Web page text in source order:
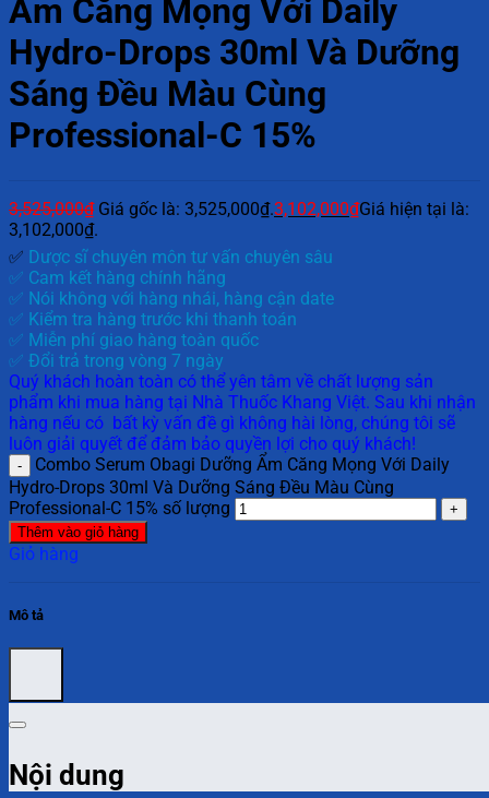
Ẩm Căng Mọng Với Daily
Hydro-Drops 30ml Và Dưỡng
Sáng Đều Màu Cùng
Professional-C 15%
3,525,000₫ Giá gốc là: 3,525,000₫.3,102,000₫Giá hiện tại là:
3,102,000₫.
✅ Dược sĩ chuyên môn tư vấn chuyên sâu
✅ Cam kết hàng chính hãng
✅ Nói không với hàng nhái, hàng cận date
✅ Kiểm tra hàng trước khi thanh toán
✅ Miễn phí giao hàng toàn quốc
✅ Đổi trả trong vòng 7 ngày
Quý khách hoàn toàn có thể yên tâm về chất lượng sản
phẩm khi mua hàng tại Nhà Thuốc Khang Việt. Sau khi nhận
hàng nếu có bất kỳ vấn đề gì không hài lòng, chúng tôi sẽ
luôn giải quyết để đảm bảo quyền lợi cho quý khách!
Combo Serum Obagi Dưỡng Ẩm Căng Mọng Với Daily
Hydro-Drops 30ml Và Dưỡng Sáng Đều Màu Cùng
Professional-C 15% số lượng
Thêm vào giỏ hàng
Giỏ hàng
Mô tả
Nội dung